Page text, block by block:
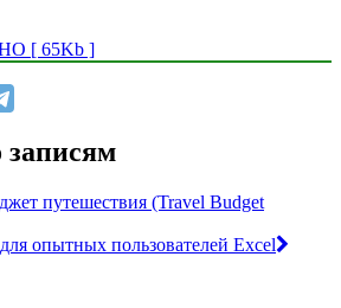
[ 65Kb ]
путешествия (Travel Budget
опытных пользователей Excel